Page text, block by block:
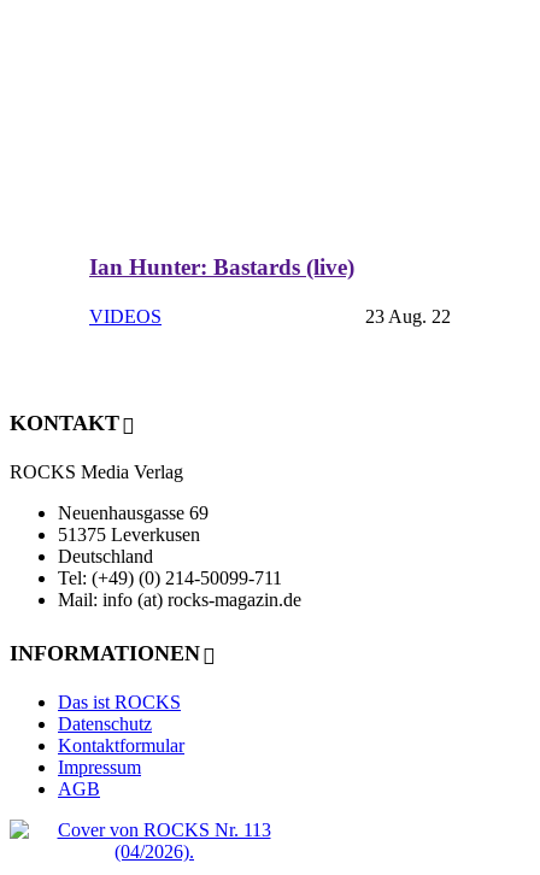
Ian Hunter: Bastards (live)
VIDEOS 23 Aug. 22
KONTAKT
ROCKS Media Verlag
Neuenhausgasse 69
51375 Leverkusen
Deutschland
Tel: (+49) (0) 214-50099-711
Mail: info (at) rocks-magazin.de
INFORMATIONEN
Das ist ROCKS
Datenschutz
Kontaktformular
Impressum
AGB